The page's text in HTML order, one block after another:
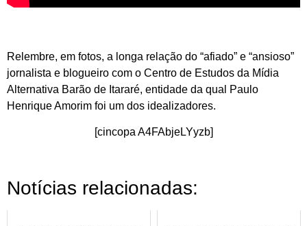
Relembre, em fotos, a longa relação do “afiado” e “ansioso”
jornalista e blogueiro com o Centro de Estudos da Mídia
Alternativa Barão de Itararé, entidade da qual Paulo
Henrique Amorim foi um dos idealizadores.
[cincopa A4FAbjeLYyzb]
Notícias relacionadas: